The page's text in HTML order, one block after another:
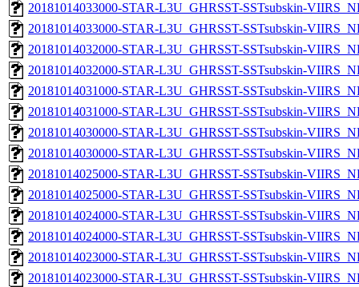
20181014033000-STAR-L3U_GHRSST-SSTsubskin-
20181014033000-STAR-L3U_GHRSST-SSTsubskin-
20181014032000-STAR-L3U_GHRSST-SSTsubskin-
20181014032000-STAR-L3U_GHRSST-SSTsubskin-
20181014031000-STAR-L3U_GHRSST-SSTsubskin-
20181014031000-STAR-L3U_GHRSST-SSTsubskin-
20181014030000-STAR-L3U_GHRSST-SSTsubskin-
20181014030000-STAR-L3U_GHRSST-SSTsubskin-
20181014025000-STAR-L3U_GHRSST-SSTsubskin-
20181014025000-STAR-L3U_GHRSST-SSTsubskin-
20181014024000-STAR-L3U_GHRSST-SSTsubskin-
20181014024000-STAR-L3U_GHRSST-SSTsubskin-
20181014023000-STAR-L3U_GHRSST-SSTsubskin-
20181014023000-STAR-L3U_GHRSST-SSTsubskin-